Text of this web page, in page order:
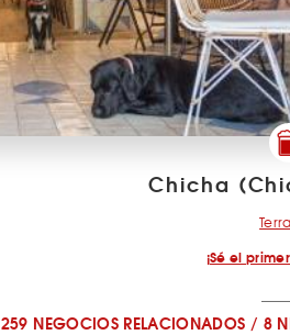
Chicha
¡Sé el
259 NEGOCIOS RELACIONADOS / 8